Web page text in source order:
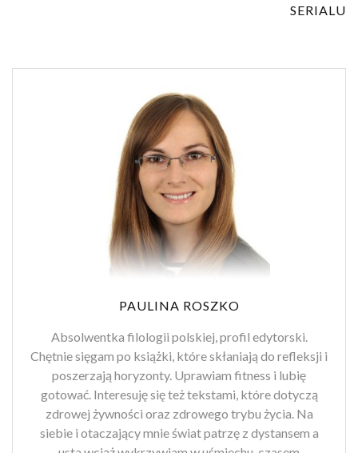
SERIALU
PAULINA ROSZKO
Absolwentka filologii polskiej, profil edytorski.
Chętnie sięgam po książki, które skłaniają do refleksji i
poszerzają horyzonty. Uprawiam fitness i lubię
gotować. Interesuję się też tekstami, które dotyczą
zdrowej żywności oraz zdrowego trybu życia. Na
siebie i otaczający mnie świat patrzę z dystansem a